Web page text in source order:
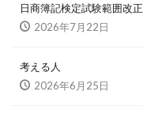
日商簿記検定試験範囲改正
2026年7月22日
考える人
2026年6月25日